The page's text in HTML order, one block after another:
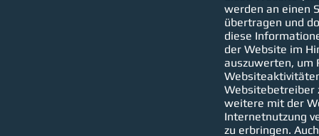
werden an einen
übertragen und
diese
der Website im
auszuwerten, um
Websitebetreiber
weitere mit der
Internetnutzung
zu erbringen.